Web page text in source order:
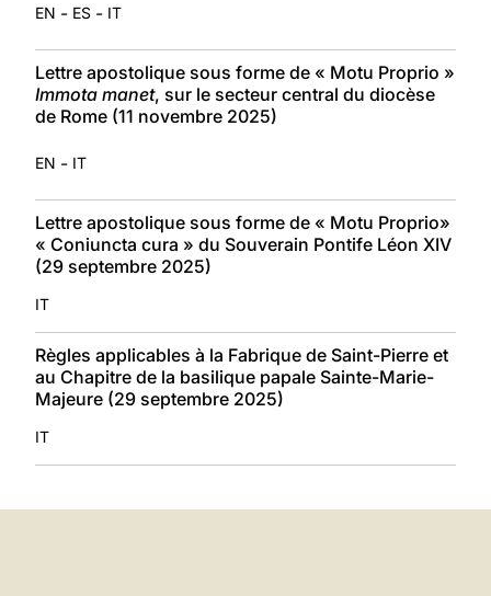
EN - ES - IT
Lettre apostolique sous forme de « Motu Proprio »
Immota manet, sur le secteur central du diocèse
de Rome (11 novembre 2025)
EN - IT
Lettre apostolique sous forme de « Motu Proprio»
« Coniuncta cura » du Souverain Pontife Léon XIV
(29 septembre 2025)
IT
Règles applicables à la Fabrique de Saint-Pierre et
au Chapitre de la basilique papale Sainte-Marie-
Majeure (29 septembre 2025)
IT